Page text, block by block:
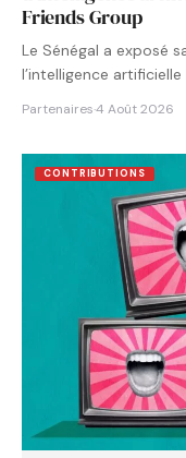
Friends Group
Le Sénégal a exposé
l’intelligence
Partenaires·4 Août 2026
CONTRIBUTIONS